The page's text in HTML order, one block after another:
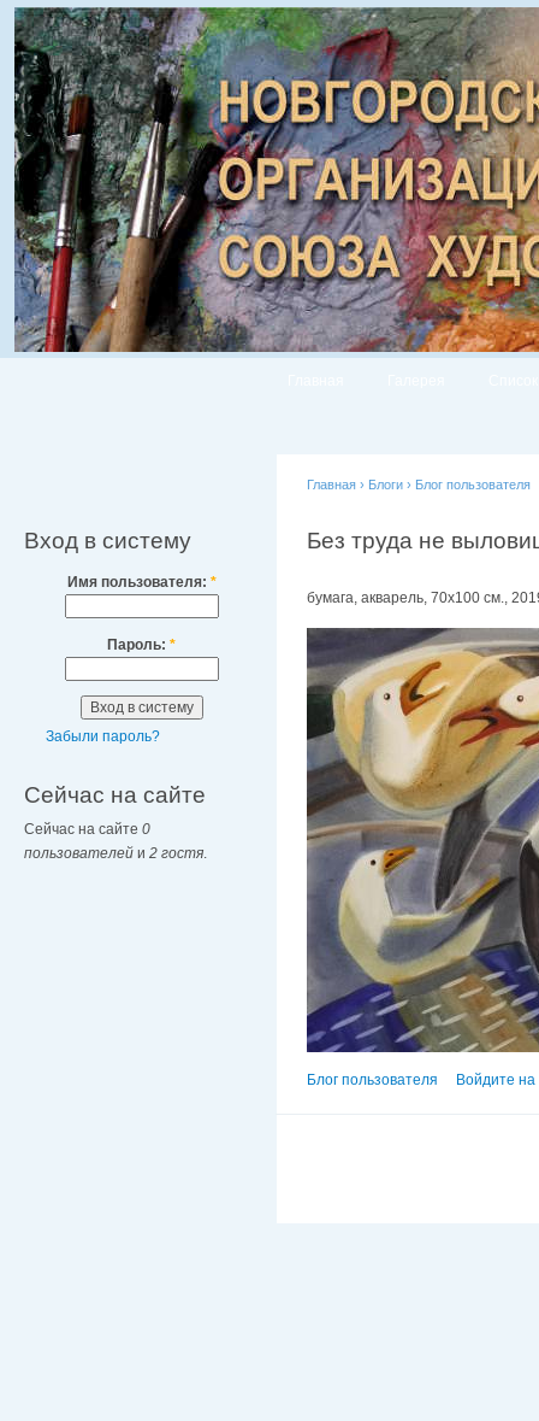
Вход в систему
Имя пользователя: *
Пароль: *
Забыли пароль?
Сейчас на сайте
Сейчас на сайте 0
пользователей и 2 гостя
Главная › Блоги › Блог пользователя
Без труда не
бумага, акварель, 70х100 см.,
Блог пользователя Войдите на